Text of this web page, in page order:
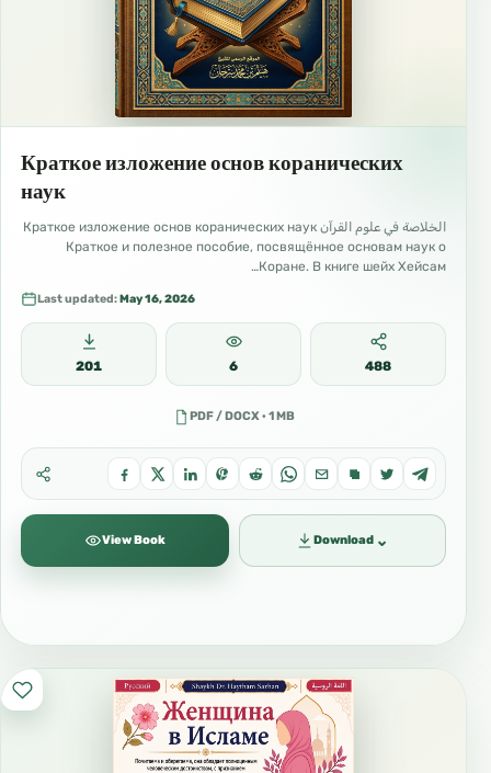
Краткое изложение основ коранических
наук
الخلاصة في علوم القرآن Краткое изложение основ коранических наук
Краткое и полезное пособие, посвящённое основам наук о
Коране. В книге шейх Хейсам…
Last updated:May 16, 2026
201 6 488
PDF / DOCX · 1 MB
View Book Download ⌄